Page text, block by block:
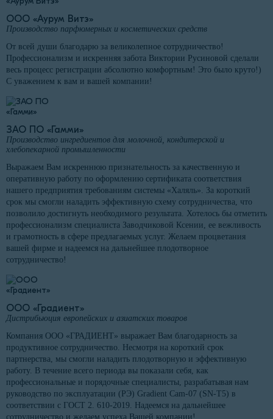
ООО «Аурум Витэ»
Производство парфюмерных и косметических средств
От всей души благодарю за великолепное сотрудничество!
Профессионализм и искренняя забота Виктории Русиновой сделали
весь процесс регистрации абсолютно комфортным! Это было круто!)
С уважением к вам и вашей компании!
ЗАО ПО «Гамми»
Производство ингредиентов для молочной, кондитерской и
хлебопекарной промышленности
Выражаем Вам искреннюю признательность за качественную и
оперативную работу по оформлению сертификата соответствия
нашего предприятия требованиям системы «Халяль». За короткий
срок мы смогли наладить эффективную схему сотрудничества, что
позволило достигнуть необходимого результата. Хотелось бы отметить
профессионализм специалиста Заводчиковой Ксении, ее вежливость
и грамотность в сфере предлагаемых услуг. Желаем процветания
вашей фирме и надеемся на дальнейшее плодотворное
сотрудничество!
ООО «Градиент»
Дистрибьюция европейских и азиатских товаров
Компания ООО «ГРАДИЕНТ» выражает Вам благодарность за
продуктивное сотрудничество. Несмотря на короткий срок
партнерства, мы смогли наладить плодотворную и эффективную
работу. В течение всего периода вы показали себя, как
профессиональные и порядочные специалисты, разрабатывая нам
руководство по эксплуатации (РЭ) Gradient Cam-07 (SN-T5) в
соответствии с ГОСТ 2. 610-2019. Надеемся на дальнейшее
сотрудничество и желаем успеха Вашей компании!